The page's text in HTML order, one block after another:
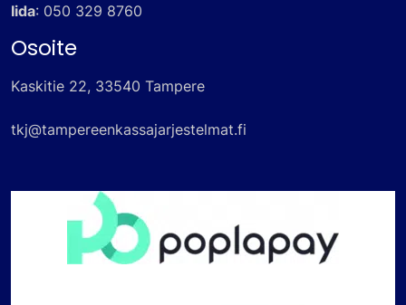
Iida: 050 329 8760
Osoite
Kaskitie 22, 33540 Tampere
tkj@tampereenkassajarjestelmat.fi